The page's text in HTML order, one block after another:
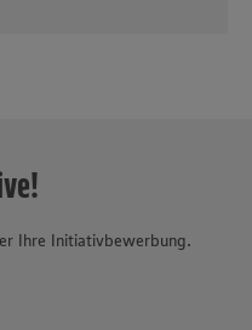
Ihre Initiativbewerbung.